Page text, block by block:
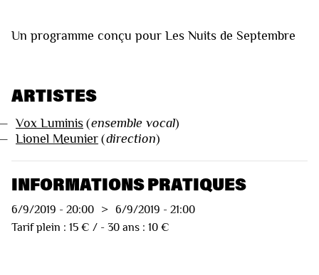
Un programme conçu pour Les Nuits de Septembre
ARTISTES
Vox Luminis (ensemble vocal)
Lionel Meunier (direction)
INFORMATIONS PRATIQUES
6/9/2019 - 20:00 > 6/9/2019 - 21:00
Tarif plein : 15 € / - 30 ans : 10 €